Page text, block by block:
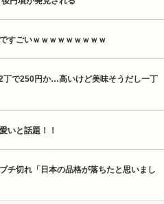
すごいｗｗｗｗｗｗｗｗｗ
丁で250円か…高いけど美味そうだし一丁
いと話題！！
チ切れ「日本の品格が落ちたと思いまし